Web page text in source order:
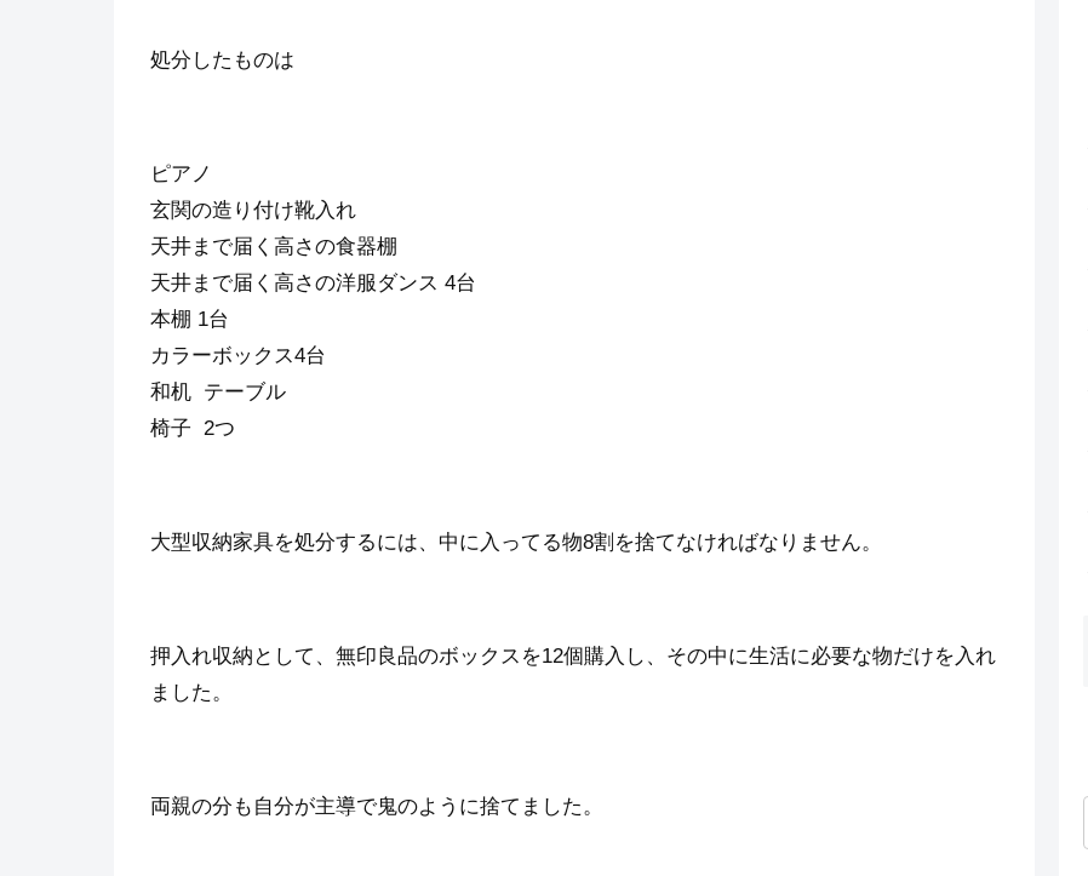
処分したものは
ピアノ
玄関の造り付け靴入れ
天井まで届く高さの食器棚
天井まで届く高さの洋服ダンス 4台
本棚 1台
カラーボックス4台
和机 テーブル
椅子 2つ
大型収納家具を処分するには、中に入ってる物8割を捨てなければなりません。
押入れ収納として、無印良品のボックスを12個購入し、その中に生活に必要な物だけを入れ
ました。
両親の分も自分が主導で鬼のように捨てました。